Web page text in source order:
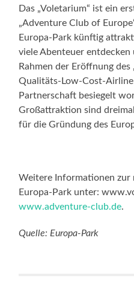
Das „Voletarium“ ist ein
„Adventure Club of
Europa-Park künftig
viele Abenteuer
Rahmen der Eröffnung
Qualitäts-Low-Cost-
Partnerschaft besiegelt
Großattraktion sind
für die Gründung des
Weitere Informationen zur
Europa-Park unter:
www.adventure-club.de.
Quelle: Europa-Park